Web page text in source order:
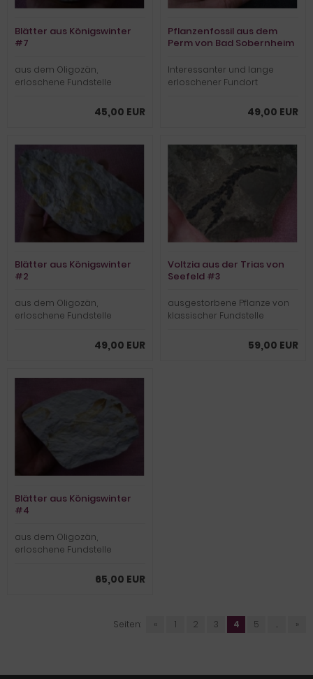
Blätter aus Königswinter
#7
aus dem Oligozän,
erloschene Fundstelle
45,00 EUR
Pflanzenfossil aus dem
Perm von Bad Sobernheim
Interessanter und lange
erloschener Fundort
49,00 EUR
Blätter aus Königswinter
#2
aus dem Oligozän,
erloschene Fundstelle
49,00 EUR
Voltzia aus der Trias von
Seefeld #3
ausgestorbene Pflanze von
klassischer Fundstelle
59,00 EUR
Blätter aus Königswinter
#4
aus dem Oligozän,
erloschene Fundstelle
65,00 EUR
Seiten: « 1 2 3 4 5 ... »